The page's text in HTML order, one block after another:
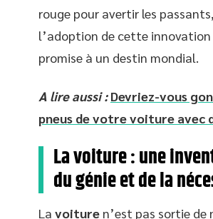
rouge pour avertir les
l’adoption de cette
promise à un destin mondial.
A lire aussi : Devriez-vous
pneus de votre voiture avec
La voiture : une
du génie et de la
La voiture n’est pas sortie de